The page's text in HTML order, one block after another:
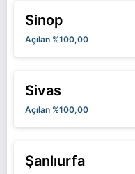
Sinop
Açılan %100,00
Sivas
Açılan %100,00
Şanlıurfa